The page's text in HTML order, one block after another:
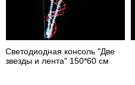
Светодиодная консоль "Две
звезды и лента" 150*60 см